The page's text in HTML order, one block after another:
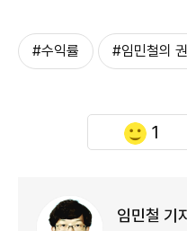
#수익률 #임민철의
1
임민철 기